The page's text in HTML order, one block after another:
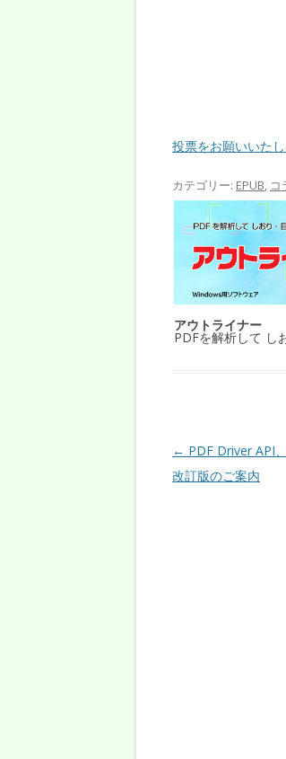
投票をお願いいた
カテゴリー: EPUB コ
アウトライナー
PDFを解析して し
投稿ナビゲーション
← PDF Driver API
改訂版のご案内